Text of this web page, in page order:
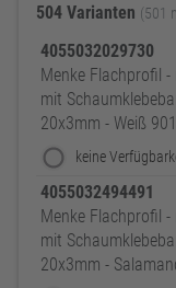
504 Varianten (501
4055032029730
Menke Flachprofil
mit
20x3mm - Weiß
keine
4055032494491
Menke Flachprofil
mit
20x3mm -